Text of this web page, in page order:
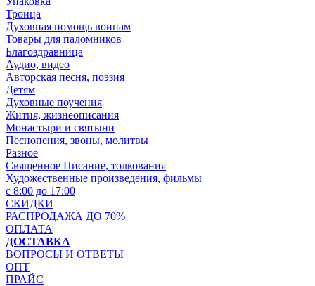
Троица
Духовная помощь воинам
Товары для паломников
Благоздравница
Аудио, видео
Авторская песня, поэзия
Детям
Духовные поучения
Жития, жизнеописания
Монастыри и святыни
Песнопения, звоны, молитвы
Разное
Священное Писание, толкования
Художественные произведения, фильмы
с 8:00 до 17:00
СКИДКИ
РАСПРОДАЖА ДО 70%
ОПЛАТА
ДОСТАВКА
ВОПРОСЫ И ОТВЕТЫ
ОПТ
ПРАЙС